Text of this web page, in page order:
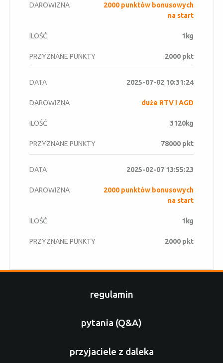
2000 punktów bonusowych
na start
1kg
2000 pkt
2025-07-02 10:31:24
duże RTV i AGD
3120kg
78000 pkt
2025-02-07 13:55:23
2000 punktów bonusowych
na start
1kg
2000 pkt
regulamin
pytania (Q&A)
przyjaciele z daleka